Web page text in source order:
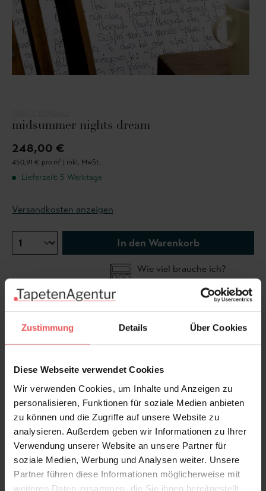
Zustimmung Details Über Cookies
Diese Webseite verwendet Cookies
Wir verwenden Cookies, um Inhalte und Anzeigen zu
personalisieren, Funktionen für soziale Medien anbieten
zu können und die Zugriffe auf unsere Website zu
analysieren. Außerdem geben wir Informationen zu Ihrer
Verwendung unserer Website an unsere Partner für
soziale Medien, Werbung und Analysen weiter. Unsere
Partner führen diese Informationen möglicherweise mit
weiteren Daten zusammen, die Sie ihnen bereitgestellt
midsummer nights dream
248,00 €
450,91 € pro m² | inkl. MwSt.
Lieferzeit: 5 Werktage
Versandkosten anzeigen
In den Warenkorb
Wie viel brauche ich?
Preis pro lfm. Maximal bestellbare Bahnlänge 4,50m.
Produktdetails
Versand & Zahlung
Bewertungen